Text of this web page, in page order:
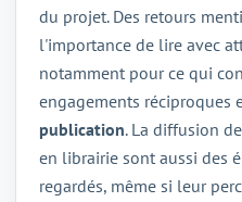
du projet. Des retours
l'importance de lire avec
notamment pour ce qui
engagements réciproques
publication. La diffusion
en librairie sont aussi des
regardés, même si leur